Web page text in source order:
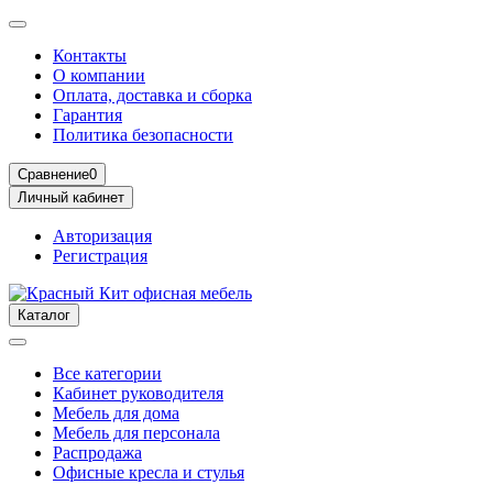
Контакты
О компании
Оплата, доставка и сборка
Гарантия
Политика безопасности
Сравнение0
Личный кабинет
Авторизация
Регистрация
Каталог
Все категории
Кабинет руководителя
Мебель для дома
Мебель для персонала
Распродажа
Офисные кресла и стулья